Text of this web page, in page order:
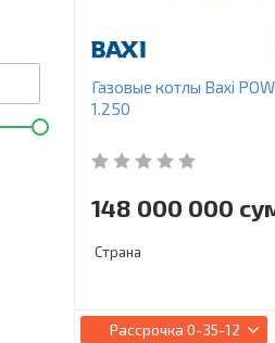
Газовые котлы Baxi
1.250
148 000 000
Страна
Рассрочка 0-35-12